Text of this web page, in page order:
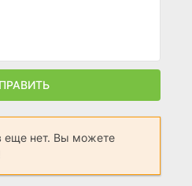
еще нет. Вы можете